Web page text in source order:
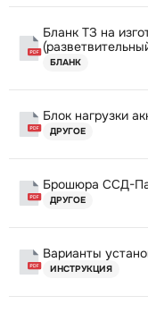
Бланк ТЗ на
БЛАНК
Блок нагрузки
ДРУГОЕ
Брошюра ССД-
ДРУГОЕ
Варианты
ИНСТРУКЦИЯ